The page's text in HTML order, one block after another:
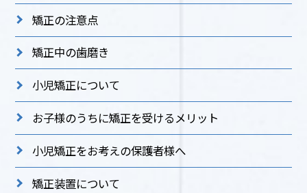
矯正の注意点
矯正中の歯磨き
小児矯正について
お子様のうちに矯正を受けるメリット
小児矯正をお考えの保護者様へ
矯正装置について